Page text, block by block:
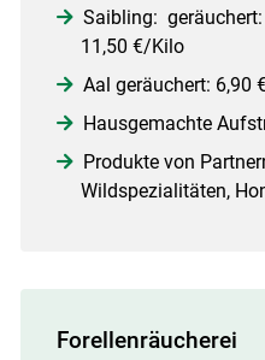
Saibling:
11,50 €/Kilo
Aal geräuchert: 6,90
Hausgemachte
Produkte von
Wildspezialitäten,
Forellenräucherei